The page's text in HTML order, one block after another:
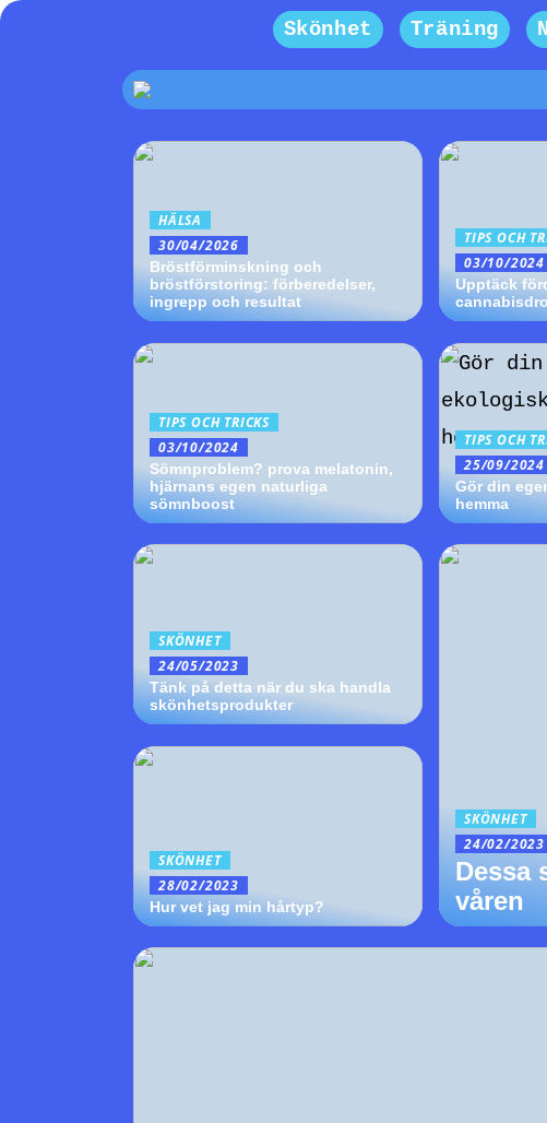
Skönhet Träning
HÄLSA
30/04/2026
Bröstförminskning och
bröstförstoring: förberedelser,
ingrepp och resultat
TIPS OCH TRICKS
03/10/2024
Sömnproblem? prova melatonin,
hjärnans egen naturliga
sömnboost
TIPS OCH
03/10/2024
Upptäck
TIPS OCH
25/09/2024
Gör din
hemma
SKÖNHET
24/05/2023
Tänk på detta när du ska handla
skönhetsprodukter
SKÖNHET
28/02/2023
Hur vet jag min hårtyp?
SKÖNHET
24/02/2023
Dessa
våren